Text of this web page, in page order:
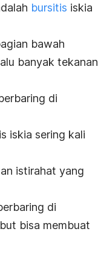
bursitis iskia
bawah
banyak tekanan
di
iskia sering kali
istirahat yang
di
bisa membuat